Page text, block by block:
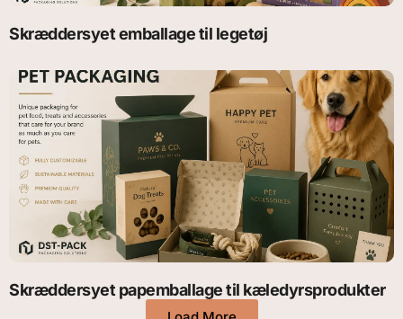
Skræddersyet emballage til legetøj
Skræddersyet papemballage til kæledyrsprodukter